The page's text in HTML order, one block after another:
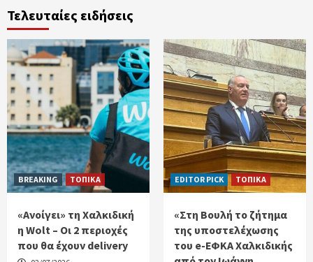
Τελευταίες ειδήσεις
BREAKING ΤΟΠΙΚΑ
«Ανοίγει» τη Χαλκιδική
η Wolt – Οι 2 περιοχές
που θα έχουν delivery
EDITOR PICK ΤΟΠΙΚΑ
«Στη Βουλή το ζήτημα
της υποστελέχωσης
του e-ΕΦΚΑ Χαλκιδικής